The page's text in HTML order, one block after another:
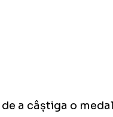
a câștiga o